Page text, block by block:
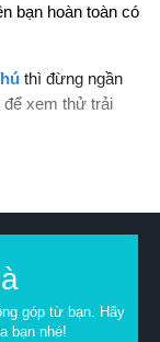
bạn hoàn toàn có
thì đừng ngần
để xem thử trải
góp từ bạn. Hãy
bạn nhé!